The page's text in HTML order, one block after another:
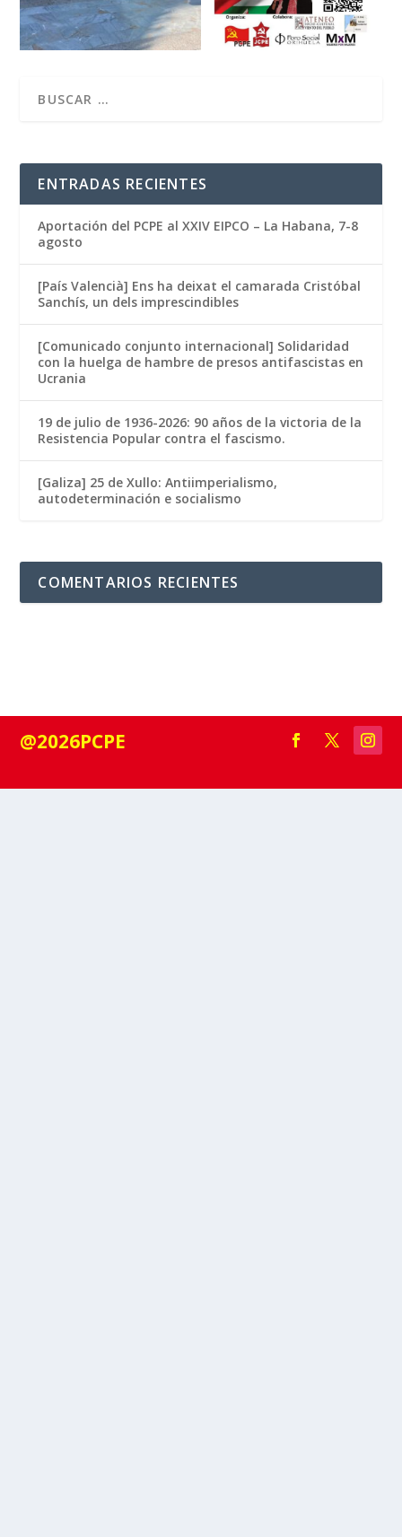
ENTRADAS RECIENTES
Aportación del PCPE al XXIV EIPCO – La Habana, 7-8
agosto
[País Valencià] Ens ha deixat el camarada Cristóbal
Sanchís, un dels imprescindibles
[Comunicado conjunto internacional] Solidaridad
con la huelga de hambre de presos antifascistas en
Ucrania
19 de julio de 1936-2026: 90 años de la victoria de la
Resistencia Popular contra el fascismo.
[Galiza] 25 de Xullo: Antiimperialismo,
autodeterminación e socialismo
COMENTARIOS RECIENTES
@2026PCPE